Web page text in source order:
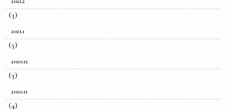
(3)
2021.1
(3)
2020.12
(3)
2020.11
(4)